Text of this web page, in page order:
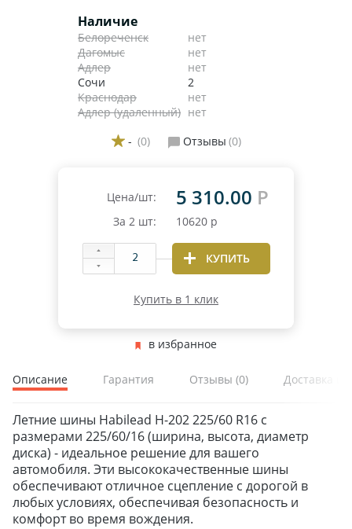
ЛЕТНИЕ
ВСЕСЕЗОННЫЕ
ДЛЯ ГРУЗОВЫХ АВТО
ДЛЯ СПЕЦТЕХНИКИ
Наличие
Белореченск
нет
Дагомыс
нет
Адлер
нет
Сочи
2
Краснодар
нет
Адлер (удаленный) нет
- (0) Отзывы (0)
Цена/шт: 5 310.00 Р
За 2 шт: 10620 р
КУПИТЬ
Купить в 1 клик
в избранное
Описание Гарантия Отзывы (0) Доставка и
Летние шины Habilead H-202 225/60 R16 с
размерами 225/60/16 (ширина, высота, диаметр
диска) - идеальное решение для вашего
автомобиля. Эти высококачественные шины
обеспечивают отличное сцепление с дорогой в
любых условиях, обеспечивая безопасность и
комфорт во время вождения.